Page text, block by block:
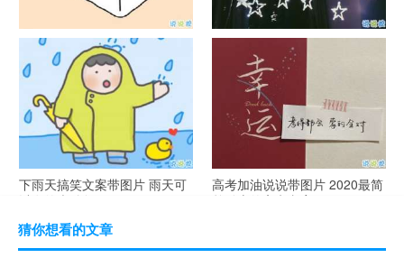
谐音梗土味情话大全带图片 油
腻搞笑的土味情话
很酷的霸气句子带图片 最新霸
气说说高冷范
下雨天搞笑文案带图片 雨天可
以发的幽默句子
高考加油说说带图片 2020最简
单励志的高考文案
猜你想看的文章